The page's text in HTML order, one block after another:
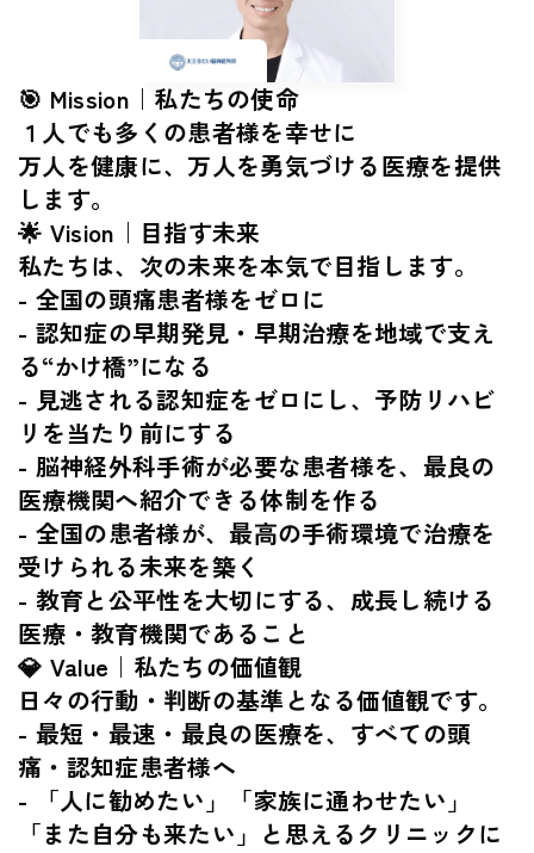
🎯 Mission｜私たちの使命
１人でも多くの患者様を幸せに
万人を健康に、万人を勇気づける医療を提供
します。
🌟 Vision｜目指す未来
私たちは、次の未来を本気で目指します。
- 全国の頭痛患者様をゼロに
- 認知症の早期発見・早期治療を地域で支え
る“かけ橋”になる
- 見逃される認知症をゼロにし、予防リハビ
リを当たり前にする
- 脳神経外科手術が必要な患者様を、最良の
医療機関へ紹介できる体制を作る
- 全国の患者様が、最高の手術環境で治療を
受けられる未来を築く
- 教育と公平性を大切にする、成長し続ける
医療・教育機関であること
💎 Value｜私たちの価値観
日々の行動・判断の基準となる価値観です。
- 最短・最速・最良の医療を、すべての頭
痛・認知症患者様へ
- 「人に勧めたい」「家族に通わせたい」
「また自分も来たい」と思えるクリニックに